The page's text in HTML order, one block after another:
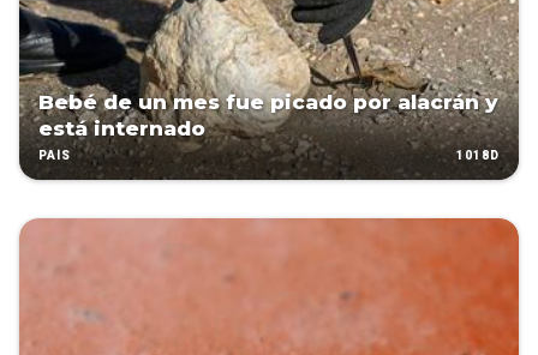
Bebé de un mes fue picado por alacrán y
está internado
PAÍS 1018D